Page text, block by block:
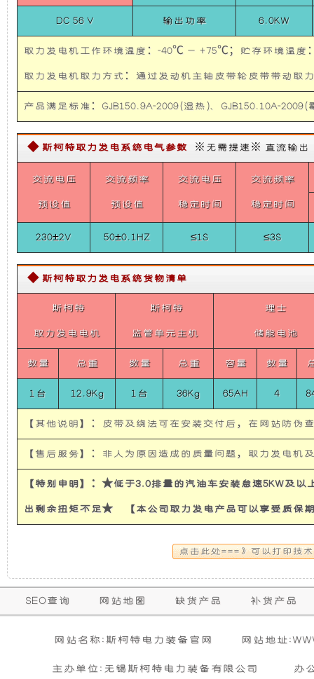
定，
所
的
超
音
发
增
一
个
使
电
机
音
For
PRADO
DC 56 V 输出功率 6.0KW
取力发电机工作环境温度：-40℃ — +75℃；贮存环境温
取力发电机取力方式：通过发动机主轴皮带轮皮带
产品满足标准：GJB150.9A-2009(湿热)、GJB150.10A-
◆ 斯柯特取力发电系统电气参数 ※无需提速※ 直流输出
交流电压
预设值
交流频率
预设值
交流电压
稳定时间
交流频率
稳定时间
230±2V 50±0.1HZ ≤1S ≤3S
◆ 斯柯特取力发电系统货物清单
斯柯特
取力发电电机
斯柯特
监管单元主机
理士
储能电池
数量 总重 数量 总重 容量 数量
1台 12.9Kg 1台 36Kg 65AH 4
【其他说明】：皮带及绕法可在安装交付后，在网站防
【售后服务】：非人为原因造成的质量问题，取力发电机
【特别申明】：★低于3.0排量的汽油车安装怠速5KW及
出剩余扭矩不足★ 【本公司取力发电产品可以享受质保
购买本公司产品达到规定金额可获增三滤
活动时间 : 从 2026年01月01日 0点0分 到2026年12月
零担运输（运费到付）
所需时间 : 3-4 天 [ 国内 ]
修
SEO查询 网站地图 缺货产品 补货产品
网站名称:斯柯特电力装备官网 网站地址
主办单位:无锡斯柯特电力装备有限公司 办